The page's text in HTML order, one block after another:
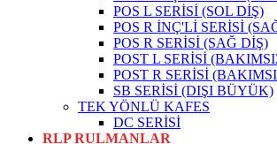
POS L SERİSİ (SOL DİŞ)
POS R İNÇ'Lİ SERİSİ
POS R SERİSİ (SAĞ DİŞ)
POST L SERİSİ
POST R SERİSİ
SB SERİSİ (DIŞI BÜYÜK)
TEK YÖNLÜ KAFES
DC SERİSİ
RLP RULMANLAR